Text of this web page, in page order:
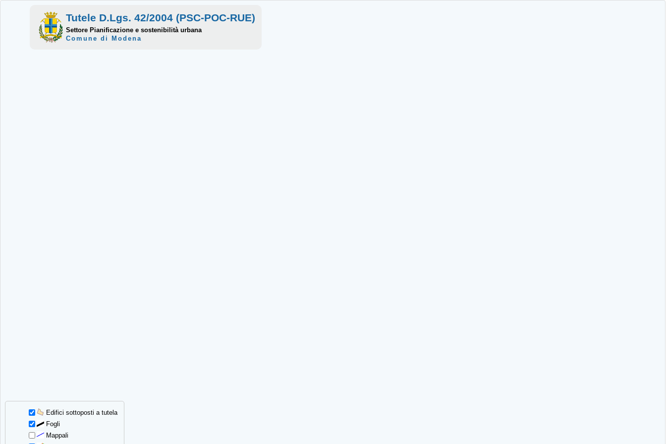
Edifici sottoposti a tutela
Fogli
Mappali
Tutele D.Lgs. 42/2004 (PSC-POC-RUE)
Settore Pianificazione e sostenibilità urbana
Comune di Modena